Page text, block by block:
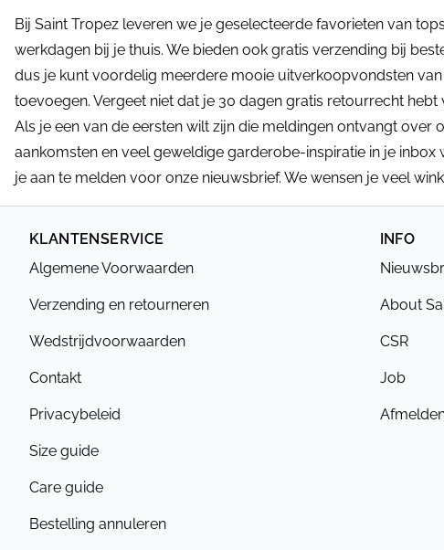
Bij Saint Tropez leveren we je geselecteerde favorieten van
werkdagen bij je thuis. We bieden ook gratis verzending bij
dus je kunt voordelig meerdere mooie uitverkoopvondsten
toevoegen. Vergeet niet dat je 30 dagen gratis retourrecht
Als je een van de eersten wilt zijn die meldingen ontvangt over
aankomsten en veel geweldige garderobe-inspiratie in je
je aan te melden voor onze nieuwsbrief. We wensen je veel
KLANTENSERVICE
Algemene Voorwaarden
Verzending en retourneren
Wedstrijdvoorwaarden
Contakt
Privacybeleid
Size guide
Care guide
Bestelling annuleren
INFO
About
CSR
Job